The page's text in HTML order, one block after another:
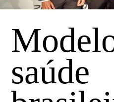
saúde